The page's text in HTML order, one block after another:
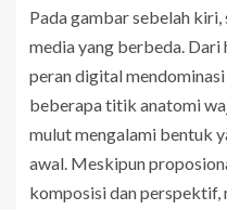
Pada gambar sebelah
media yang berbeda. Dari
peran digital
beberapa titik anatomi
mulut mengalami bentuk
awal. Meskipun
komposisi dan